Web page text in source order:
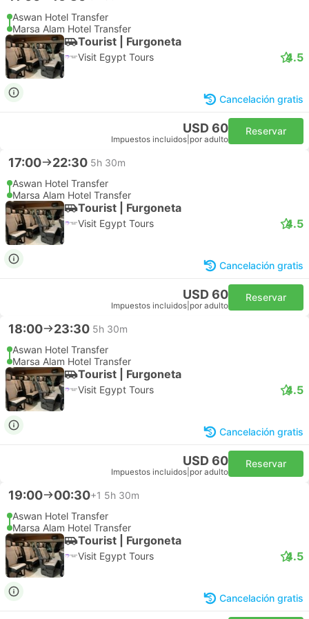
Aswan Hotel Transfer
Marsa Alam Hotel Transfer
Tourist | Furgoneta
Visit Egypt Tours 4.5
Cancelación gratis
USD 60
Impuestos incluidos por adulto
Reservar
17:00 22:30 5h 30m
Aswan Hotel Transfer
Marsa Alam Hotel Transfer
Tourist | Furgoneta
Visit Egypt Tours 4.5
Cancelación gratis
USD 60
Impuestos incluidos por adulto
Reservar
18:00 23:30 5h 30m
Aswan Hotel Transfer
Marsa Alam Hotel Transfer
Tourist | Furgoneta
Visit Egypt Tours 4.5
Cancelación gratis
USD 60
Impuestos incluidos por adulto
Reservar
19:00 00:30+1 5h 30m
Aswan Hotel Transfer
Marsa Alam Hotel Transfer
Tourist | Furgoneta
Visit Egypt Tours 4.5
Cancelación gratis